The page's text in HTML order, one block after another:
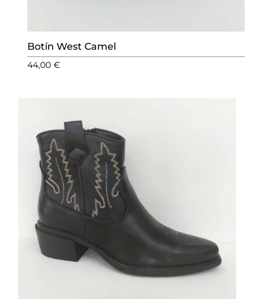
Botín West Camel
44,00 €